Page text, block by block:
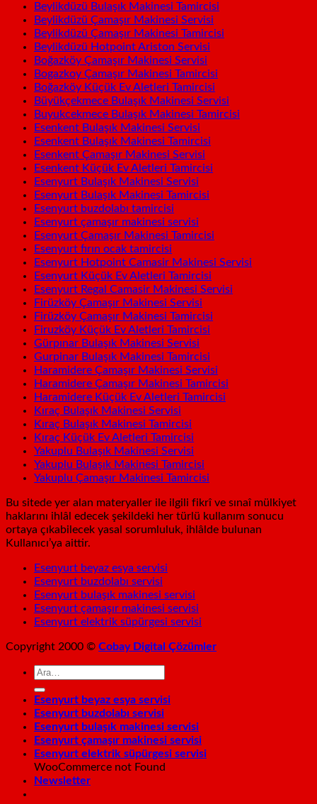
Beylikdüzü Bulaşık Makinesi Tamircisi
Beylikdüzü Çamaşır Makinesi Servisi
Beylikdüzü Çamaşır Makinesi Tamircisi
Beylikdüzü Hotpoint Ariston Servisi
Boğazköy Çamaşır Makinesi Servisi
Bogazkoy Çamaşır Makinesi Tamircisi
Boğazköy Küçük Ev Aletleri Tamircisi
Büyükçekmece Bulaşık Makinesi Servisi
Buyukcekmece Bulaşık Makinesi Tamircisi
Esenkent Bulaşık Makinesi Servisi
Esenkent Bulaşık Makinesi Tamircisi
Esenkent Çamaşır Makinesi Servisi
Esenkent Küçük Ev Aletleri Tamircisi
Esenyurt Bulaşık Makinesi Servisi
Esenyurt Bulaşık Makinesi Tamircisi
Esenyurt buzdolabı tamircisi
Esenyurt çamaşır makinesi servisi
Esenyurt Çamaşır Makinesi Tamircisi
Esenyurt fırın ocak tamircisi
Esenyurt Hotpoint Camasir Makinesi Servisi
Esenyurt Küçük Ev Aletleri Tamircisi
Esenyurt Regal Camasir Makinesi Servisi
Firüzköy Çamaşır Makinesi Servisi
Firüzköy Çamaşır Makinesi Tamircisi
Firuzköy Küçük Ev Aletleri Tamircisi
Gürpınar Bulaşık Makinesi Servisi
Gurpinar Bulaşık Makinesi Tamircisi
Haramidere Çamaşır Makinesi Servisi
Haramidere Çamaşır Makinesi Tamircisi
Haramidere Küçük Ev Aletleri Tamircisi
Kıraç Bulaşık Makinesi Servisi
Kıraç Bulaşık Makinesi Tamircisi
Kıraç Küçük Ev Aletleri Tamircisi
Yakuplu Bulaşık Makinesi Servisi
Yakuplu Bulaşık Makinesi Tamircisi
Yakuplu Çamaşır Makinesi Tamircisi
Bu sitede yer alan materyaller ile ilgili fikrî ve sınaî mülkiyet
haklarını ihlâl edecek şekildeki her türlü kullanım sonucu
ortaya çıkabilecek yasal sorumluluk, ihlâlde bulunan
Kullanıcı’ya aittir.
Esenyurt beyaz esya servisi
Esenyurt buzdolabı servisi
Esenyurt bulaşık makinesi servisi
Esenyurt çamaşır makinesi servisi
Esenyurt elektrik süpürgesi servisi
Copyright 2000 © Cobay Digital Çözümler
Esenyurt beyaz esya servisi
Esenyurt buzdolabı servisi
Esenyurt bulaşık makinesi servisi
Esenyurt çamaşır makinesi servisi
Esenyurt elektrik süpürgesi servisi
WooCommerce not Found
Newsletter